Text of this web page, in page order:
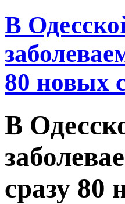
В
80 новых
В
сразу 80